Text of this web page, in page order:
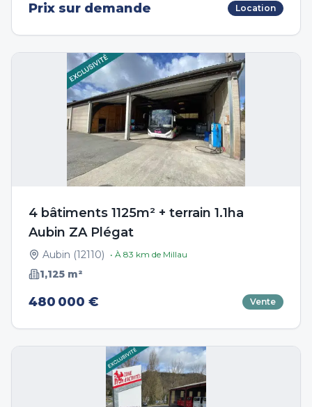
Prix sur demande Location
4 bâtiments 1125m² + terrain 1.1ha
Aubin ZA Plégat
Aubin (12110) • À 83 km de Millau
1,125 m²
480 000 € Vente